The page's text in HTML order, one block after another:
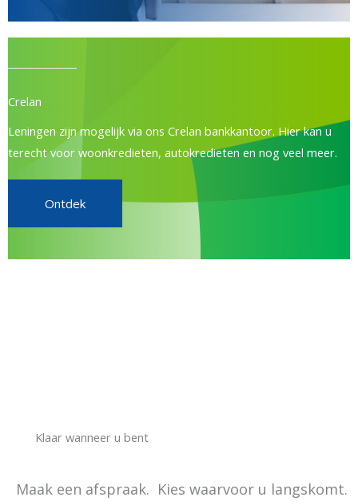
Crelan
Leningen zijn mogelijk via ons Crelan bankkantoor. Hier kan u
terecht voor woonkredieten, autokredieten en nog veel meer.
Ontdek
Klaar wanneer u bent
Maak een afspraak. Kies waarvoor u langskomt.